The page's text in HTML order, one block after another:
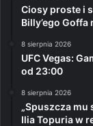
Ciosy proste i
Billy’ego Goffa
8 sierpnia 2026
UFC Vegas:
od 23:00
8 sierpnia 2026
„Spuszcza
Ilia Topuria w